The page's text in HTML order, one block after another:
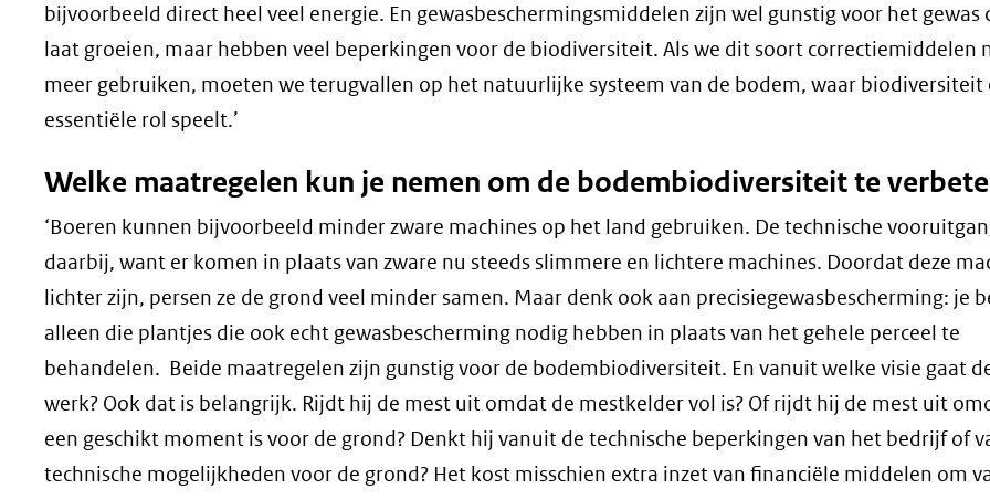
bijvoorbeeld direct heel veel energie. En gewasbeschermingsmiddelen zijn wel gunstig voor het gewas
laat groeien, maar hebben veel beperkingen voor de biodiversiteit. Als we dit soort correctiemiddelen
meer gebruiken, moeten we terugvallen op het natuurlijke systeem van de bodem, waar biodiversiteit
essentiële rol speelt.’
Welke maatregelen kun je nemen om de bodembiodiversiteit te
‘Boeren kunnen bijvoorbeeld minder zware machines op het land gebruiken. De technische
daarbij, want er komen in plaats van zware nu steeds slimmere en lichtere machines. Doordat deze
lichter zijn, persen ze de grond veel minder samen. Maar denk ook aan precisiegewasbescherming: je
alleen die plantjes die ook echt gewasbescherming nodig hebben in plaats van het gehele perceel te
behandelen. Beide maatregelen zijn gunstig voor de bodembiodiversiteit. En vanuit welke visie gaat
werk? Ook dat is belangrijk. Rijdt hij de mest uit omdat de mestkelder vol is? Of rijdt hij de mest uit
een geschikt moment is voor de grond? Denkt hij vanuit de technische beperkingen van het bedrijf of
technische mogelijkheden voor de grond? Het kost misschien extra inzet van financiële middelen om